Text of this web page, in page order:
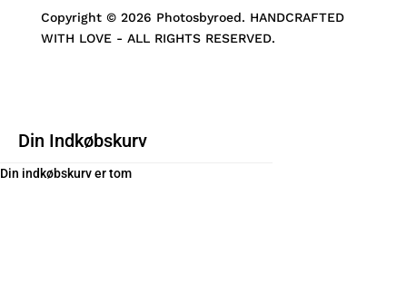
Copyright © 2026 Photosbyroed. HANDCRAFTED
WITH LOVE - ALL RIGHTS RESERVED.
Din Indkøbskurv
Din indkøbskurv er tom